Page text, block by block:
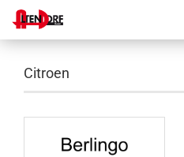
Citroen